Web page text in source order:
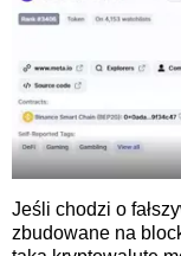
Jeśli chodzi o
zbudowane na